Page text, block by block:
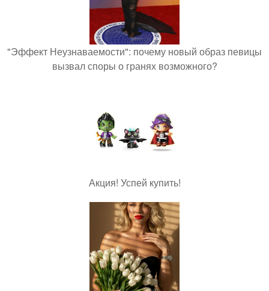
"Эффект Неузнаваемости": почему новый образ певицы
вызвал споры о гранях возможного?
Акция! Успей купить!